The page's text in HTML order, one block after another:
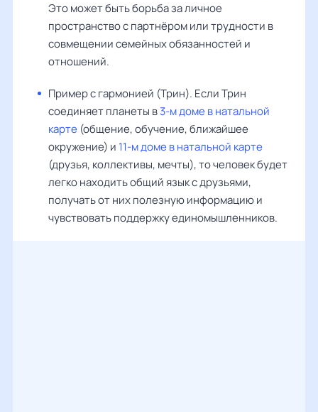
Это может быть борьба за личное
пространство с партнёром или трудности в
совмещении семейных обязанностей и
отношений.
Пример с гармонией (Трин). Если Трин
соединяет планеты в3-м доме в натальной
карте (общение, обучение, ближайшее
окружение) и 11-м доме в натальной карте
(друзья, коллективы, мечты), то человек будет
легко находить общий язык с друзьями,
получать от них полезную информацию и
чувствовать поддержку единомышленников.